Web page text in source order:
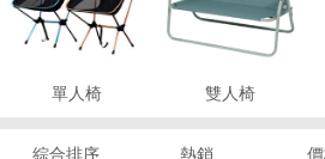
單人椅 雙人椅
綜合排序 熱銷